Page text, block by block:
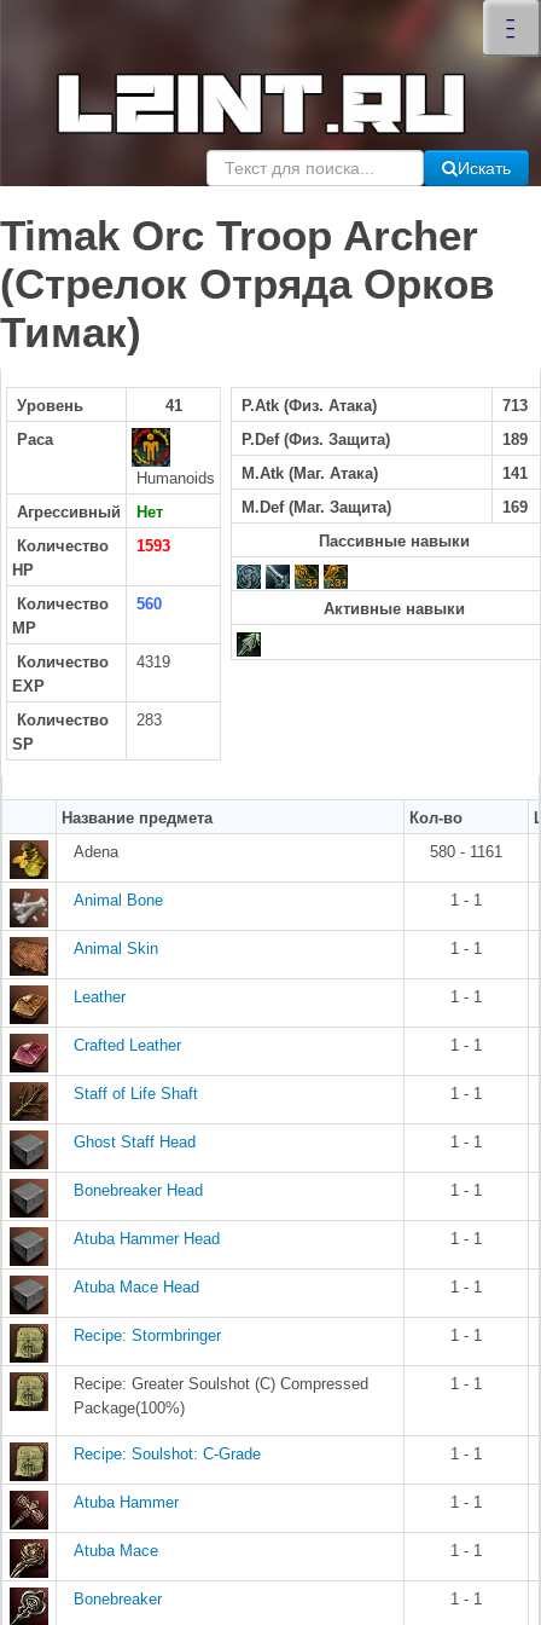
–
–
–
×
Искать
Timak Orc Troop Archer
(Стрелок Отряда Орков
Тимак)
Уровень
41
Раса
Humanoids
Агрессивный
Нет
Количество
HP
1593
Количество
MP
560
Количество
EXP
4319
Количество
SP
283
P.Atk (Физ. Атака)
713
P.Def (Физ. Защита)
189
M.Atk (Маг. Атака)
141
M.Def (Маг. Защита)
169
Пассивные навыки
Активные навыки
Название предмета Кол-во
Adena
580 - 1161
Animal Bone 1 - 1
Animal Skin 1 - 1
Leather 1 - 1
Crafted Leather 1 - 1
Staff of Life Shaft 1 - 1
Ghost Staff Head 1 - 1
Bonebreaker Head 1 - 1
Atuba Hammer Head 1 - 1
Atuba Mace Head 1 - 1
Recipe: Stormbringer 1 - 1
Recipe: Greater Soulshot (C) Compressed
Package(100%)
1 - 1
Recipe: Soulshot: C-Grade 1 - 1
Atuba Hammer 1 - 1
Atuba Mace 1 - 1
Bonebreaker 1 - 1